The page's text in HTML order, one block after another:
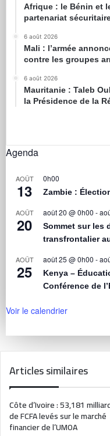
Afrique : le Bénin et
partenariat
6 août 2026
Mali : l’armée
contre les groupes
6 août 2026
Mauritanie : Taleb
la Présidence de la
Agenda
AOÛT
13
0h00
Zambie :
AOÛT
20
août 20 @ 0h00 -
Sommet sur les
transfrontalier
AOÛT
25
août 25 @ 0h00 -
Kenya –
Conférence de
Voir le calendrier
Articles similaires
Côte d’Ivoire : 53,181
de FCFA levés sur le marché
financier de l’UMOA